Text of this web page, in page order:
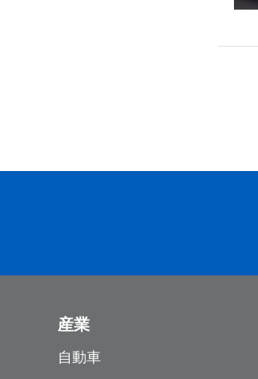
産業
自動車